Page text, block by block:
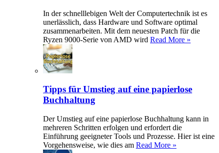
In der schnelllebigen Welt der Computertechnik ist es
unerlässlich, dass Hardware und Software optimal
zusammenarbeiten. Mit dem neuesten Patch für die
Ryzen 9000-Serie von AMD wird Read More »
Tipps für Umstieg auf eine papierlose
Buchhaltung
Der Umstieg auf eine papierlose Buchhaltung kann in
mehreren Schritten erfolgen und erfordert die
Einführung geeigneter Tools und Prozesse. Hier ist eine
Vorgehensweise, wie dies am Read More »